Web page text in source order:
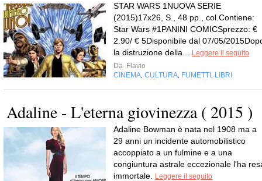
STAR WARS 1NUOVA SERIE
(2015)17x26, S., 48 pp., col.Contiene:
Star Wars #1PANINI COMICSprezzo: €
2.90/ € 5Disponibile dal 07/05/
la distruzione della...
Leggere il seguito
Da Flavio
CINEMA CULTURA FUMETTI LIBRI
Adaline - L'eterna giovinezza ( 2015 )
Adaline Bowman è nata nel 1908 ma a
29 anni un incidente automobilistico
accoppiato a un fulmine e a una
congiuntura astrale eccezionale l'ha
immortale.
Leggere il seguito